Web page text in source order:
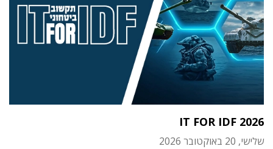
IT FOR IDF 2026
שלישי, 20 באוקטובר 2026